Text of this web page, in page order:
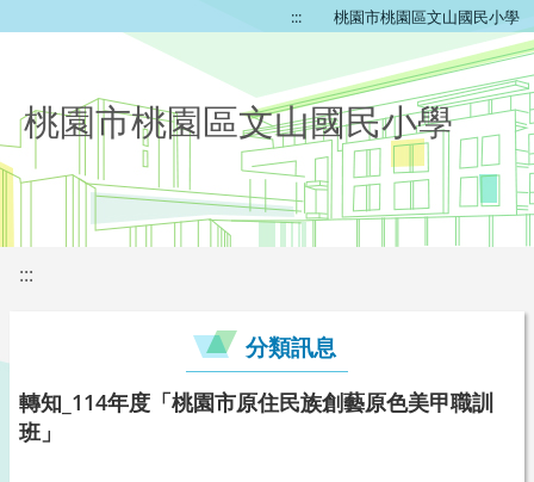
::: 桃園市桃園區文山國民小學
桃園市桃園區文山國民小學
:::
分類訊息
轉知_114年度「桃園市原住民族創藝原色美甲職訓
班」